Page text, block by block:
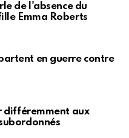
de l'absence du
Emma Roberts
en guerre contre
différemment aux